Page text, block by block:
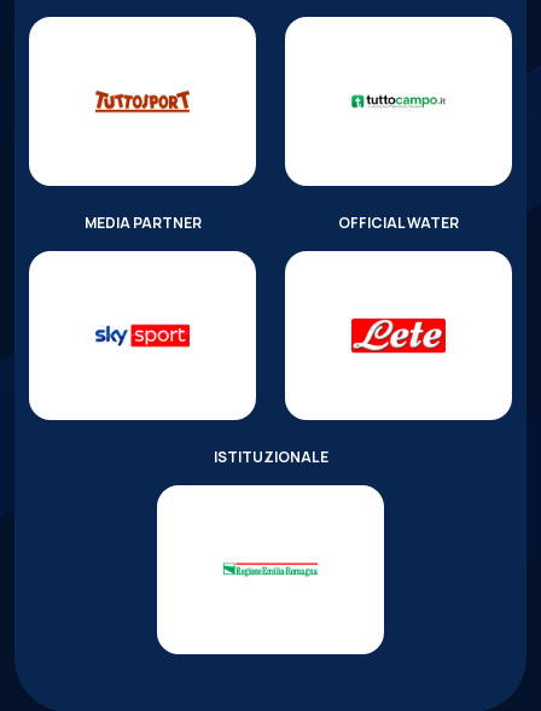
MEDIA PARTNER OFFICIAL WATER
ISTITUZIONALE